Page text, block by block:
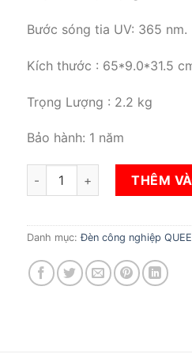
Bước sóng tia UV: 365 nm.
Kích thước : 65*9.0*31.5
Trọng Lượng : 2.2 kg
Bảo hành: 1 năm
Đèn diệt côn trùng QE 20-2
THÊM
Danh mục:Đèn công nghiệp